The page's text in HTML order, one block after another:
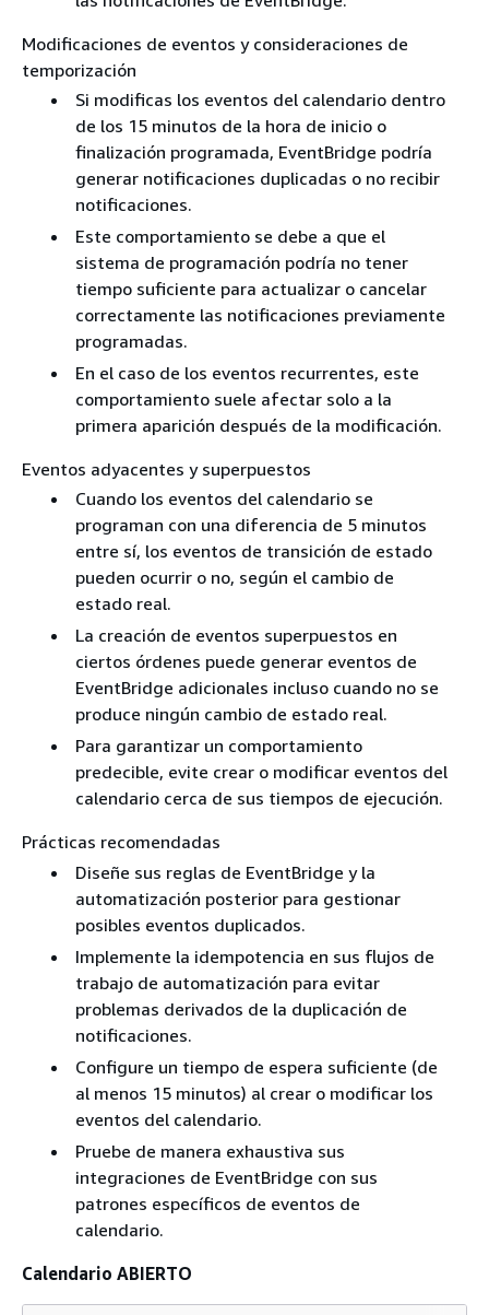
Modificaciones de eventos y consideraciones de
temporización
Si modificas los eventos del calendario dentro
de los 15 minutos de la hora de inicio o
finalización programada, EventBridge podría
generar notificaciones duplicadas o no recibir
notificaciones.
Este comportamiento se debe a que el
sistema de programación podría no tener
tiempo suficiente para actualizar o cancelar
correctamente las notificaciones previamente
programadas.
En el caso de los eventos recurrentes, este
comportamiento suele afectar solo a la
primera aparición después de la modificación.
Eventos adyacentes y superpuestos
Cuando los eventos del calendario se
programan con una diferencia de 5 minutos
entre sí, los eventos de transición de estado
pueden ocurrir o no, según el cambio de
estado real.
La creación de eventos superpuestos en
ciertos órdenes puede generar eventos de
EventBridge adicionales incluso cuando no se
produce ningún cambio de estado real.
Para garantizar un comportamiento
predecible, evite crear o modificar eventos del
calendario cerca de sus tiempos de ejecución.
Prácticas recomendadas
Diseñe sus reglas de EventBridge y la
automatización posterior para gestionar
posibles eventos duplicados.
Implemente la idempotencia en sus flujos de
trabajo de automatización para evitar
problemas derivados de la duplicación de
notificaciones.
Configure un tiempo de espera suficiente (de
al menos 15 minutos) al crear o modificar los
eventos del calendario.
Pruebe de manera exhaustiva sus
integraciones de EventBridge con sus
patrones específicos de eventos de
calendario.
Calendario ABIERTO